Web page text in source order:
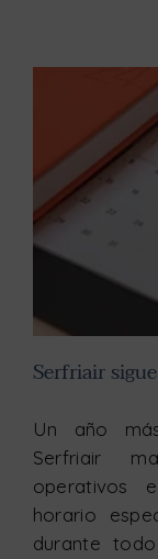
Serfriair
Un año
Serfriair
operativos
horario
durante